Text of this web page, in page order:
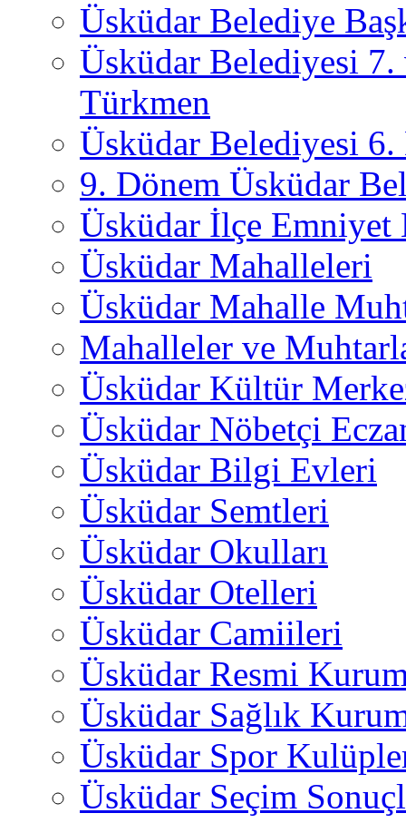
Üsküdar Belediye
Üsküdar Belediyesi
Türkmen
Üsküdar Belediyesi 6.
9. Dönem Üsküdar
Üsküdar İlçe
Üsküdar Mahalleleri
Üsküdar Mahalle
Mahalleler ve
Üsküdar Kültür
Üsküdar Nöbetçi
Üsküdar Bilgi Evleri
Üsküdar Semtleri
Üsküdar Okulları
Üsküdar Otelleri
Üsküdar Camiileri
Üsküdar Resmi
Üsküdar Sağlık
Üsküdar Spor
Üsküdar Seçim